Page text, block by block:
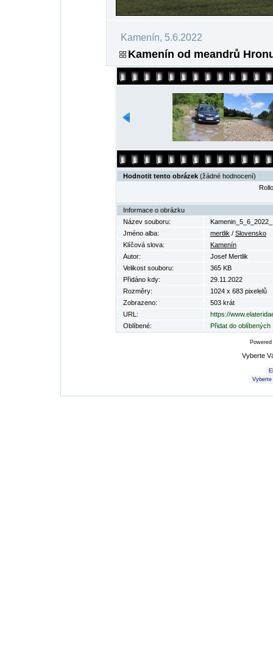
Kamenín, 5.6.2022
Kamenín od meandrů
Hodnotit tento obrázek (žádné hodnocení)
Informace o obrázku
Název souboru:
Jméno alba:
mertlik / Slovensko
Klíčová slova:
Kamenín
Autor:
Josef Mertlik
Velikost souboru:
365 KB
Přidáno kdy:
29.11.2022
Rozměry:
1024 x 683 pixelelů
Zobrazeno:
503 krát
URL:
https://
Oblíbené:
Přidat do oblíbených
Vyberte